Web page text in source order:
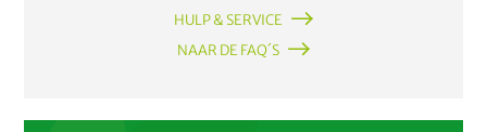
HULP & SERVICE
NAAR DE FAQ´S